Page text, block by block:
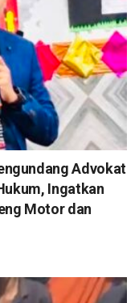
Advokat
Ingatkan
Motor dan